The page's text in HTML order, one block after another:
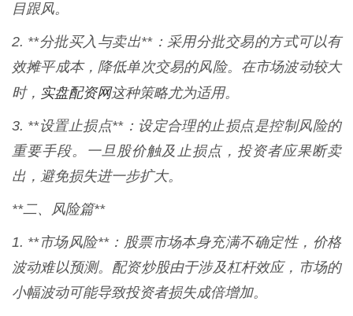
目跟风。
2. **分批买入与卖出**：采用分批交易的方式可以有
效摊平成本，降低单次交易的风险。在市场波动较大
时， 实盘配资网这种策略尤为适用。
3. **设置止损点**：设定合理的止损点是控制风险的
重要手段。一旦股价触及止损点，投资者应果断卖
出，避免损失进一步扩大。
**二、风险篇**
1. **市场风险**：股票市场本身充满不确定性，价格
波动难以预测。配资炒股由于涉及杠杆效应，市场的
小幅波动可能导致投资者损失成倍增加。